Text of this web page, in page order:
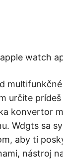
určite
konvertor
Wdgts sa
aby ti
nástroj